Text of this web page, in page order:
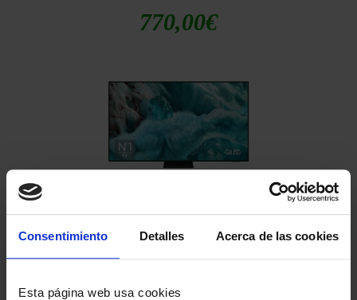
Consentimiento Detalles Acerca de las cookies
Esta página web usa cookies
770,00€
TELEVISION SAMSUNG 75″ TQ75Q7F5 UHD QLED SMARTTV IA
HDR10+